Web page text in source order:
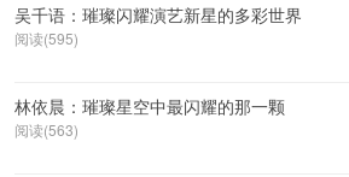
吴千语：璀璨闪耀演艺新星的多彩世界
阅读(595)
林依晨：璀璨星空中最闪耀的那一颗
阅读(563)